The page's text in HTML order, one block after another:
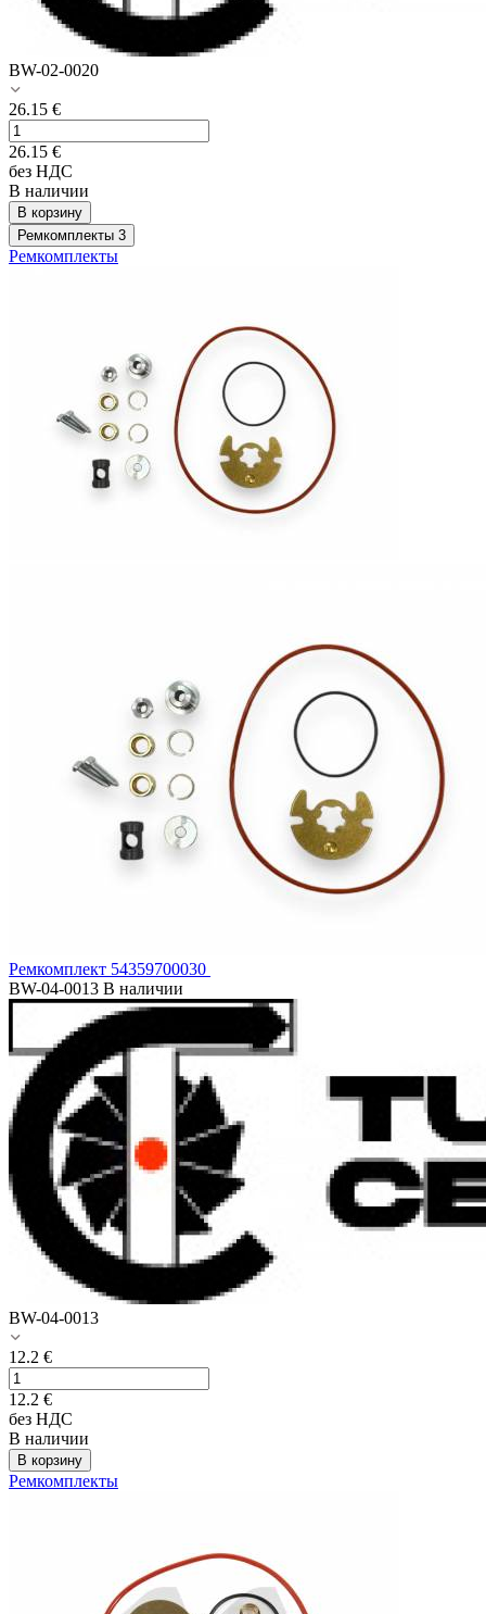
BW-02-0020
26.15 €
26.15 €
без НДС
В наличии
В корзину
Ремкомплекты 3
Ремкомплекты
Ремкомплект 54359700030
BW-04-0013 В наличии
BW-04-0013
12.2 €
12.2 €
без НДС
В наличии
В корзину
Ремкомплекты